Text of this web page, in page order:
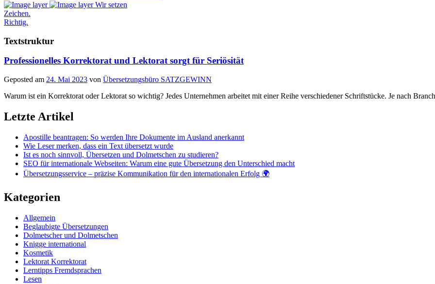
Wir setzen
Zeichen.
Richtig.
Textstruktur
Professionelles Korrektorat und Lektorat sorgt für Seriösität
Geposted am 24. Mai 2023 von Übersetzungsbüro SATZGEWINN
Warum ist ein Korrektorat oder Lektorat so wichtig? Jedes Unternehmen arbeitet mit einer Reihe verschiedener Schriftstücke. Je nach
Letzte Artikel
Apostille beantragen: So werden Ihre Dokumente im Ausland anerkannt
Wie Leser merken, dass ein Text übersetzt wurde
Ist es noch sinnvoll, Übersetzen und Dolmetschen zu studieren?
SEO für internationale Webseiten: Warum eine gute Übersetzung den Unterschied macht
Übersetzungsservice – präzise Kommunikation für den internationalen Erfolg 🌍
Kategorien
Allgemein
Beglaubigte Übersetzungen
Dolmetscher und Dolmetschen
Knigge international
Kosmetik
Lektorat Korrektorat
Lerntipps Fremdsprachen
Lesen